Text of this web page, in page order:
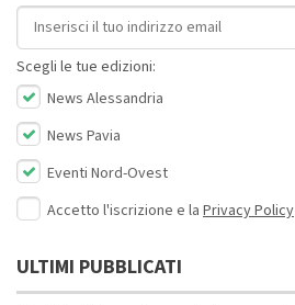
Indirizzo email
Scegli le tue edizioni:
News Alessandria
News Pavia
Eventi Nord-Ovest
Accetto l'iscrizione e la Privacy Policy
ULTIMI PUBBLICATI